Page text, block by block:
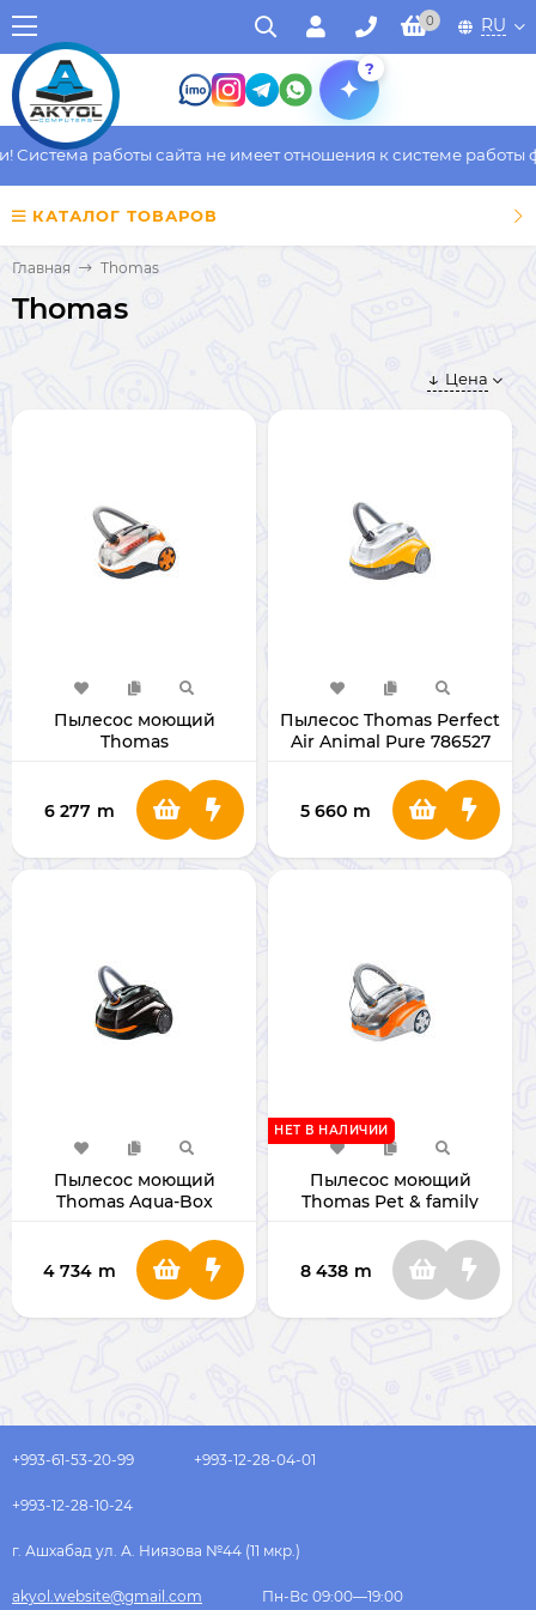
0 RU
?
работы сайта не имеет отношения к системе работы
КАТАЛОГ ТОВАРОВ
Главная Thomas
Thomas
Цена
Пылесос моющий
Thomas
Dog
6 277 m
Пылесос Thomas Perfect
Air Animal Pure 786527
5 660 m
Пылесос моющий
Thomas Aqua-Box
4 734 m
Пылесос моющий
Thomas Pet & family
НЕТ В НАЛИЧИИ
8 438 m
+993-61-53-20-99 +993-12-28-04-01
+993-12-28-10-24
г. Ашхабад ул. А. Ниязова №44 (11 мкр.)
akyol.website@gmail.com Пн-Вс 09:00—19:00